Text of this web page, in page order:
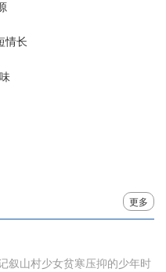
情长
更多
叙山村少女贫寒压抑的少年时